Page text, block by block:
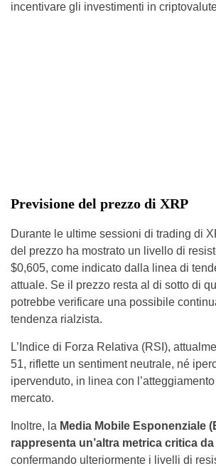
incentivare gli investimenti in
Previsione del prezzo di XRP
Durante le ultime sessioni di trading di
del prezzo ha mostrato un livello di
$0,605, come indicato dalla linea di
attuale. Se il prezzo resta al di sotto di
potrebbe verificare una possibile
tendenza rialzista.
L’Indice di Forza Relativa (RSI),
51, riflette un sentiment neutrale, né
ipervenduto, in linea con l’atteggiamento
mercato.
Inoltre, la Media Mobile Esponenziale
rappresenta un’altra metrica critica
confermando ulteriormente i livelli di